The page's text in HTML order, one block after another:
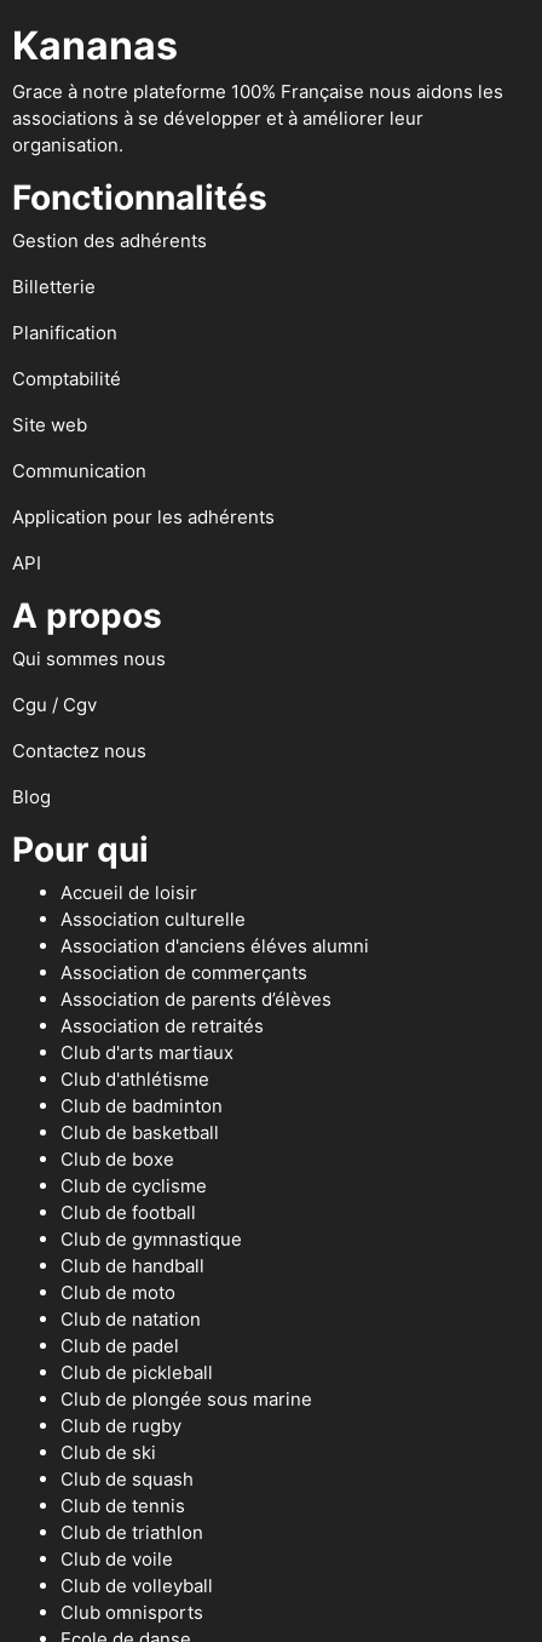
Kananas
Grace à notre plateforme 100% Française nous aidons les
associations à se développer et à améliorer leur
organisation.
Fonctionnalités
Gestion des adhérents
Billetterie
Planification
Comptabilité
Site web
Communication
Application pour les adhérents
API
A propos
Qui sommes nous
Cgu / Cgv
Contactez nous
Blog
Pour qui
Accueil de loisir
Association culturelle
Association d'anciens éléves alumni
Association de commerçants
Association de parents d’élèves
Association de retraités
Club d'arts martiaux
Club d'athlétisme
Club de badminton
Club de basketball
Club de boxe
Club de cyclisme
Club de football
Club de gymnastique
Club de handball
Club de moto
Club de natation
Club de padel
Club de pickleball
Club de plongée sous marine
Club de rugby
Club de ski
Club de squash
Club de tennis
Club de triathlon
Club de voile
Club de volleyball
Club omnisports